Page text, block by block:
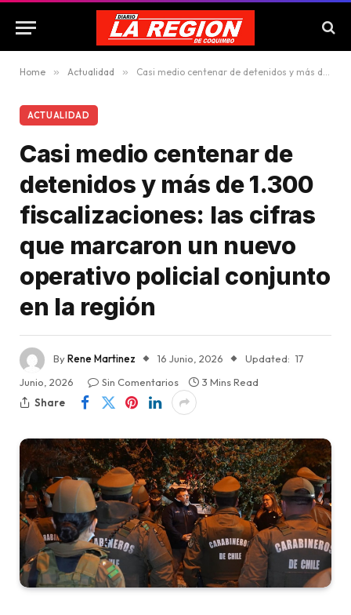
Home » Actualidad » Casi medio centenar de detenidos y más de 1.300 fiscalizaciones: las cifras que marcaron un nuevo operativo policial conjunto en la región
ACTUALIDAD
Casi medio centenar de
detenidos y más de 1.300
fiscalizaciones: las cifras
que marcaron un nuevo
operativo policial conjunto
en la región
ByRene Martinez 16 Junio, 2026 Updated: 17
Junio, 2026
Sin Comentarios
3 Mins Read
Share